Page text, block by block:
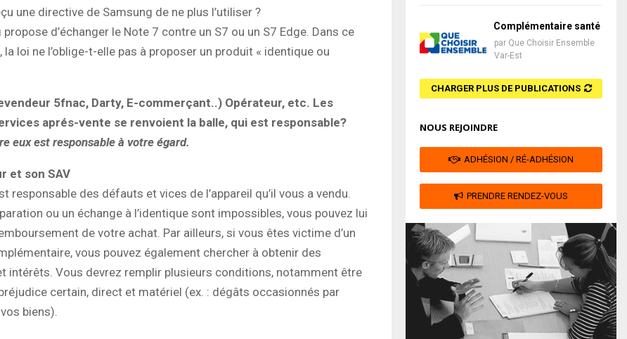
une directive de Samsung de ne plus l’utiliser ?
d’échanger le Note 7 contre un S7 ou un S7 Edge. Dans ce
la loi ne l’oblige-t-elle pas à proposer un produit « identique ou
5fnac, Darty, E-commerçant..) Opérateur, etc. Les
aprés-vente se renvoient la balle, qui est responsable?
eux est responsable à votre égard.
et son SAV
responsable des défauts et vices de l’appareil qu’il vous a vendu.
ou un échange à l’identique sont impossibles, vous pouvez lui
de votre achat. Par ailleurs, si vous êtes victime d’un
vous pouvez également chercher à obtenir des
intérêts. Vous devrez remplir plusieurs conditions, notamment être
certain, direct et matériel (ex. : dégâts occasionnés par
biens).
Complémentaire santé
par Que Choisir Ensemble
Var-Est
CHARGER PLUS DE PUBLICATIONS
NOUS REJOINDRE
ADHÉSION / RÉ-ADHÉSION
PRENDRE RENDEZ-VOUS